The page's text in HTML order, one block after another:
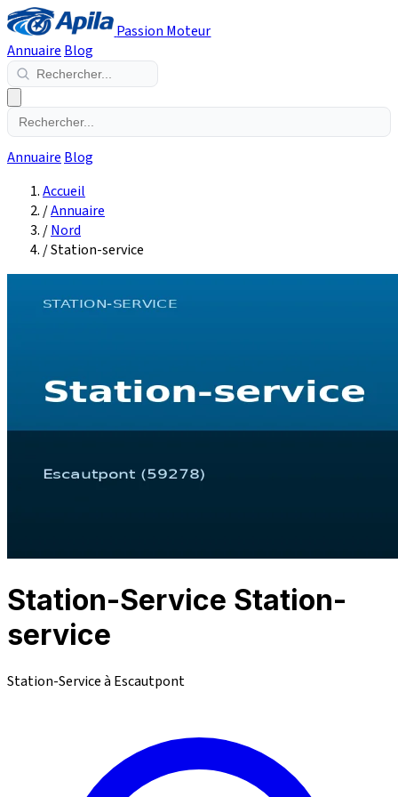
Passion Moteur
Annuaire Blog
Annuaire Blog
Accueil
/Annuaire
/Nord
/Station-service
Station-Service Station-
service
Station-Service à Escautpont